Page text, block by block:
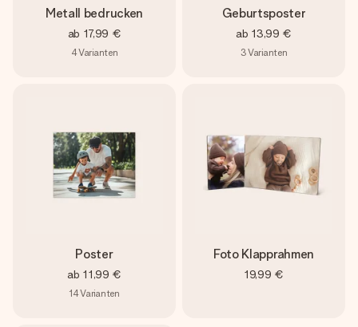
Metall bedrucken
ab 17,99 €
4Varianten
Geburtsposter
ab 13,99 €
3Varianten
Poster
ab 11,99 €
14Varianten
Foto Klapprahmen
19,99 €